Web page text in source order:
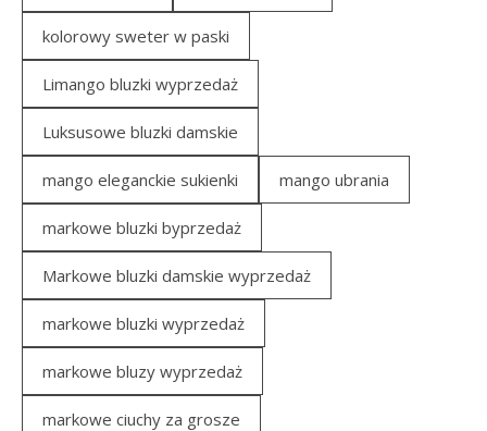
kolorowy sweter w paski
Limango bluzki wyprzedaż
Luksusowe bluzki damskie
mango eleganckie sukienki mango ubrania
markowe bluzki byprzedaż
Markowe bluzki damskie wyprzedaż
markowe bluzki wyprzedaż
markowe bluzy wyprzedaż
markowe ciuchy za grosze